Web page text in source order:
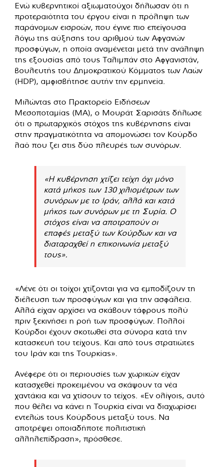
Ενώ κυβερνητικοί αξιωματούχοι δήλωσαν ότι η
προτεραιότητα του έργου είναι η πρόληψη των
παράνομων εισροών, που έγινε πιο επείγουσα
λόγω της αύξησης του αριθμού των Αφγανών
προσφύγων, η οποία αναμένεται μετά την ανάληψη
της εξουσίας από τους Ταλιμπάν στο Αφγανιστάν,
βουλευτής του Δημοκρατικού Κόμματος των Λαών
(HDP), αμφισβήτησε αυτήν την ερμηνεία.
Μιλώντας στο Πρακτορείο Ειδήσεων
Μεσοποταμίας (ΜΑ), ο Μουράτ Σαρισάτς δήλωσε
ότι ο πρωταρχικός στόχος της κυβέρνησης είναι
στην πραγματικότητα να απομονώσει τον Κούρδο
λαό που ζει στις δύο πλευρές των συνόρων.
«Η κυβέρνηση χτίζει τείχη όχι μόνο
κατά μήκος των 130 χιλιομέτρων των
συνόρων με το Ιράν, αλλά και κατά
μήκος των συνόρων με τη Συρία. Ο
στόχος είναι να αποτραπούν οι
επαφές μεταξύ των Κούρδων και να
διαταραχθεί η επικοινωνία μεταξύ
τους».
«Λένε ότι οι τοίχοι χτίζονται για να εμποδίζουν τη
διέλευση των προσφύγων και για την ασφάλεια.
Αλλά είχαν αρχίσει να σκάβουν τάφρους πολύ
πριν ξεκινήσει η ροή των προσφύγων. Πολλοί
Κούρδοι έχουν σκοτωθεί στα σύνορα κατά την
κατασκευή του τείχους. Και από τους στρατιώτες
του Ιράν και της Τουρκίας».
Ανέφερε ότι οι περιουσίες των χωρικών είχαν
κατασχεθεί προκειμένου να σκάψουν τα νέα
χαντάκια και να χτίσουν το τείχος. «Εν ολίγοις, αυτό
που θέλει να κάνει η Τουρκία είναι να διαχωρίσει
εντελώς τους Κούρδους μεταξύ τους. Να
αποτρέψει οποιαδήποτε πολιτιστική
αλληλεπίδραση», πρόσθεσε.